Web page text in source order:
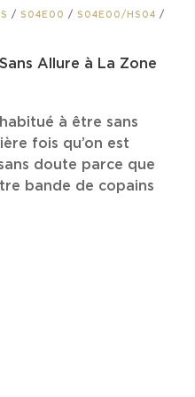
/ S04E00 / S04E00/HS04 /
Allure à La Zone
à être sans
fois qu’on est
doute parce que
bande de copains